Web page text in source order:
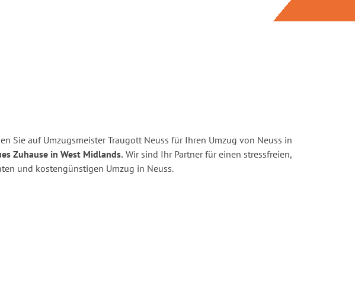
Sie auf Umzugsmeister Traugott Neuss für Ihren Umzug von Neuss in
Zuhause in West Midlands. Wir sind Ihr Partner für einen stressfreien,
und kostengünstigen Umzug in Neuss.